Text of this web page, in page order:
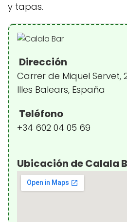
y tapas.
Dirección
Carrer de Miquel Servet,
Illes Balears, España
Teléfono
+34 602 04 05 69
Ubicación de Calala